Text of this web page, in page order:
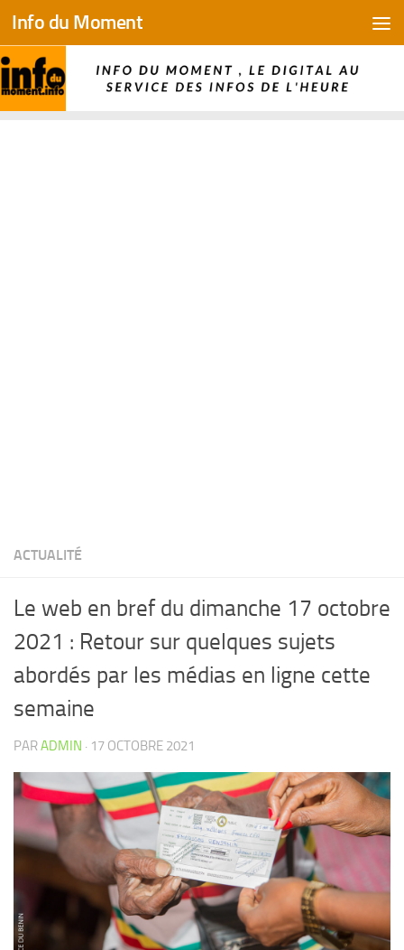
Skip to content
Info du Moment
ACTUALITÉ
Le web en bref du dimanche 17 octobre
2021 : Retour sur quelques sujets
abordés par les médias en ligne cette
semaine
PARADMIN · 17 OCTOBRE 2021